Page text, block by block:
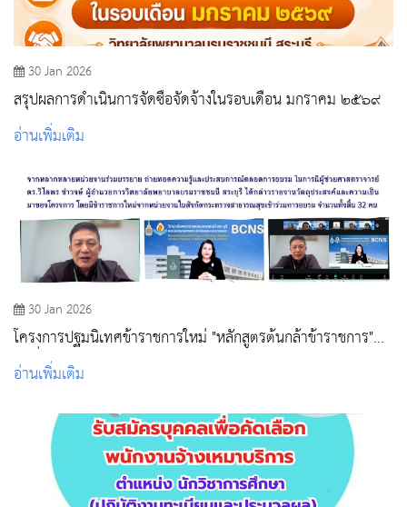
30 Jan 2026
สรุปผลการดำเนินการจัดซื้อจัดจ้างในรอบเดือน มกราคม ๒๕๖๙
อ่านเพิ่มเติม
30 Jan 2026
โครงการปฐมนิเทศข้าราชการใหม่ "หลักสูตรต้นกล้าข้าราชการ"
รุ่นที่ 2 ปีงบประมาณ 2569
อ่านเพิ่มเติม